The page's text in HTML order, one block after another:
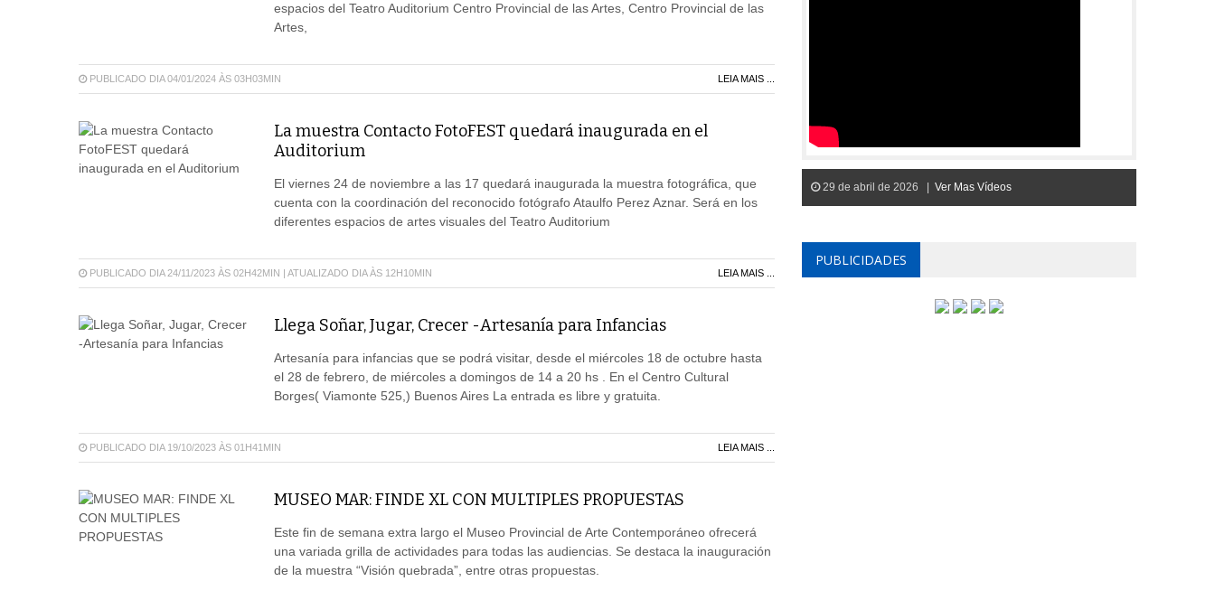
espacios del Teatro Auditorium Centro Provincial de las Artes, Centro Provincial de las
Artes,
PUBLICADO DIA 04/01/2024 ÀS 03H03MIN LEIA MAIS ...
La muestra Contacto FotoFEST quedará inaugurada en el
Auditorium
El viernes 24 de noviembre a las 17 quedará inaugurada la muestra fotográfica, que
cuenta con la coordinación del reconocido fotógrafo Ataulfo Perez Aznar. Será en los
diferentes espacios de artes visuales del Teatro Auditorium
PUBLICADO DIA 24/11/2023 ÀS 02H42MIN | ATUALIZADO DIA ÀS 12H10MIN LEIA MAIS ...
Llega Soñar, Jugar, Crecer -Artesanía para Infancias
Artesanía para infancias que se podrá visitar, desde el miércoles 18 de octubre hasta
el 28 de febrero, de miércoles a domingos de 14 a 20 hs . En el Centro Cultural
Borges( Viamonte 525,) Buenos Aires La entrada es libre y gratuita.
PUBLICADO DIA 19/10/2023 ÀS 01H41MIN LEIA MAIS ...
MUSEO MAR: FINDE XL CON MULTIPLES PROPUESTAS
Este fin de semana extra largo el Museo Provincial de Arte Contemporáneo ofrecerá
una variada grilla de actividades para todas las audiencias. Se destaca la inauguración
de la muestra “Visión quebrada”, entre otras propuestas.
29 de abril de 2026 | Ver Mas Vídeos
PUBLICIDADES